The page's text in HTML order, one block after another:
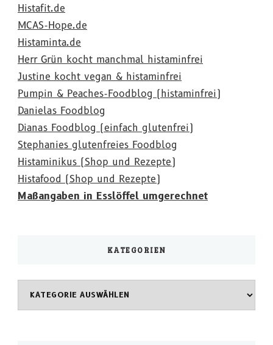
Histafit.de
MCAS-Hope.de
Histaminta.de
Herr Grün kocht manchmal histaminfrei
Justine kocht vegan & histaminfrei
Pumpin & Peaches-Foodblog (histaminfrei)
Danielas Foodblog
Dianas Foodblog (einfach glutenfrei)
Stephanies glutenfreies Foodblog
Histaminikus (Shop und Rezepte)
Histafood (Shop und Rezepte)
Maßangaben in Esslöffel umgerechnet
KATEGORIEN